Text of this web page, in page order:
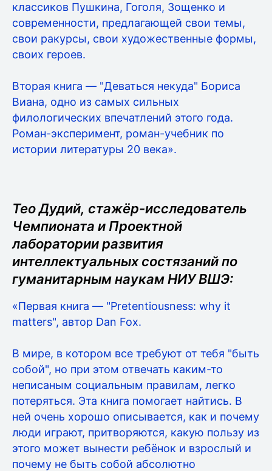
классиков Пушкина, Гоголя, Зощенко и
современности, предлагающей свои темы,
свои ракурсы, свои художественные формы,
своих героев.
Вторая книга — "Деваться некуда" Бориса
Виана, одно из самых сильных
филологических впечатлений этого года.
Роман-эксперимент, роман-учебник по
истории литературы 20 века».
Тео Дудий, стажёр-исследователь
Чемпионата и Проектной
лаборатории развития
интеллектуальных состязаний по
гуманитарным наукам НИУ ВШЭ:
«Первая книга — "Pretentiousness: why it
matters", автор Dan Fox.
В мире, в котором все требуют от тебя "быть
собой", но при этом отвечать каким-то
неписаным социальным правилам, легко
потеряться. Эта книга помогает найтись. В
ней очень хорошо описывается, как и почему
люди играют, притворяются, какую пользу из
этого может вынести ребёнок и взрослый и
почему не быть собой абсолютно